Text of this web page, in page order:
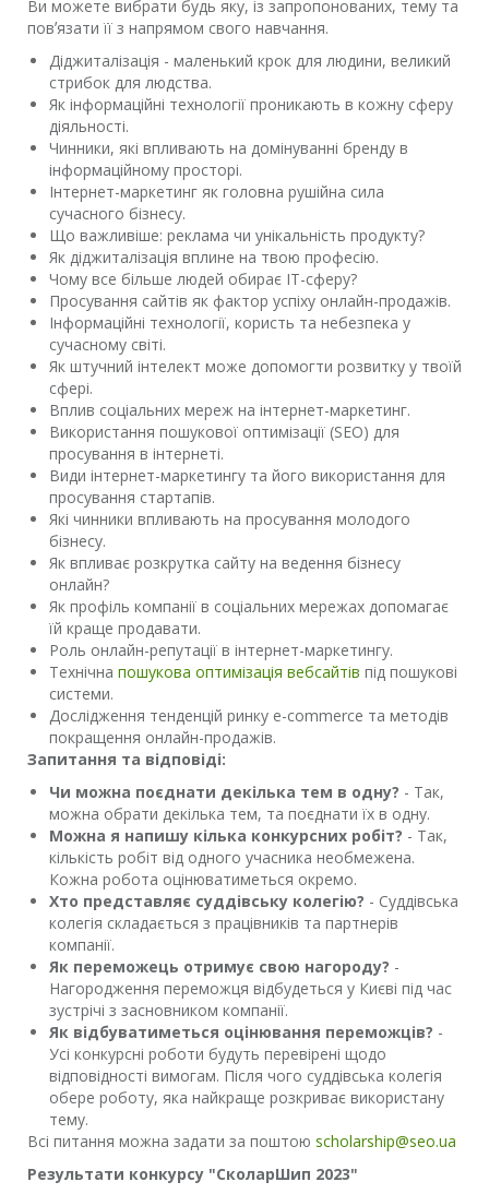
Ви можете вибрати будь яку, із запропонованих, тему та
повʼязати її з напрямом свого навчання.
Діджиталізація - маленький крок для людини, великий
стрибок для людства.
Як інформаційні технології проникають в кожну сферу
діяльності.
Чинники, які впливають на домінуванні бренду в
інформаційному просторі.
Інтернет-маркетинг як головна рушійна сила
сучасного бізнесу.
Що важливіше: реклама чи унікальність продукту?
Як діджиталізація вплине на твою професію.
Чому все більше людей обирає IT-сферу?
Просування сайтів як фактор успіху онлайн-продажів.
Інформаційні технології, користь та небезпека у
сучасному світі.
Як штучний інтелект може допомогти розвитку у твоїй
сфері.
Вплив соціальних мереж на інтернет-маркетинг.
Використання пошукової оптимізації (SEO) для
просування в інтернеті.
Види інтернет-маркетингу та його використання для
просування стартапів.
Які чинники впливають на просування молодого
бізнесу.
Як впливає розкрутка сайту на ведення бізнесу
онлайн?
Як профіль компанії в соціальних мережах допомагає
їй краще продавати.
Роль онлайн-репутації в інтернет-маркетингу.
Технічна пошукова оптимізація вебсайтів під пошукові
системи.
Дослідження тенденцій ринку e-commerce та методів
покращення онлайн-продажів.
Запитання та відповіді:
Чи можна поєднати декілька тем в одну? - Так,
можна обрати декілька тем, та поєднати їх в одну.
Можна я напишу кілька конкурсних робіт? - Так,
кількість робіт від одного учасника необмежена.
Кожна робота оцінюватиметься окремо.
Хто представляє суддівську колегію? - Суддівська
колегія складається з працівників та партнерів
компанії.
Як переможець отримує свою нагороду? -
Нагородження переможця відбудеться у Києві під час
зустрічі з засновником компанії.
Як відбуватиметься оцінювання переможців? -
Усі конкурсні роботи будуть перевірені щодо
відповідності вимогам. Після чого суддівська колегія
обере роботу, яка найкраще розкриває використану
тему.
Всі питання можна задати за поштою scholarship@seo.ua
Результати конкурсу "СколарШип 2023"